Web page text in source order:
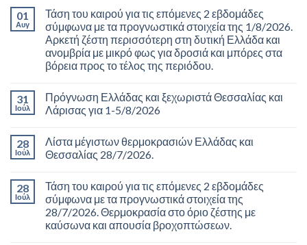
01
Αυγ
Τάση του καιρού για τις επόμενες 2 εβδομάδες
σύμφωνα με τα προγνωστικά στοιχεία της 1/8/2026.
Αρκετή ζέστη περισσότερη στη δυτική Ελλάδα και
ανομβρία με μικρό φως για δροσιά και μπόρες στα
βόρεια προς το τέλος της περιόδου.
31
Ιούλ
Πρόγνωση Ελλάδας και ξεχωριστά Θεσσαλίας και
Λάρισας για 1-5/8/2026
28
Ιούλ
Λίστα μέγιστων θερμοκρασιών Ελλάδας και
Θεσσαλίας 28/7/2026.
28
Ιούλ
Τάση του καιρού για τις επόμενες 2 εβδομάδες
σύμφωνα με τα προγνωστικά στοιχεία της
28/7/2026. Θερμοκρασία στο όριο ζέστης με
καύσωνα και απουσία βροχοπτώσεων.